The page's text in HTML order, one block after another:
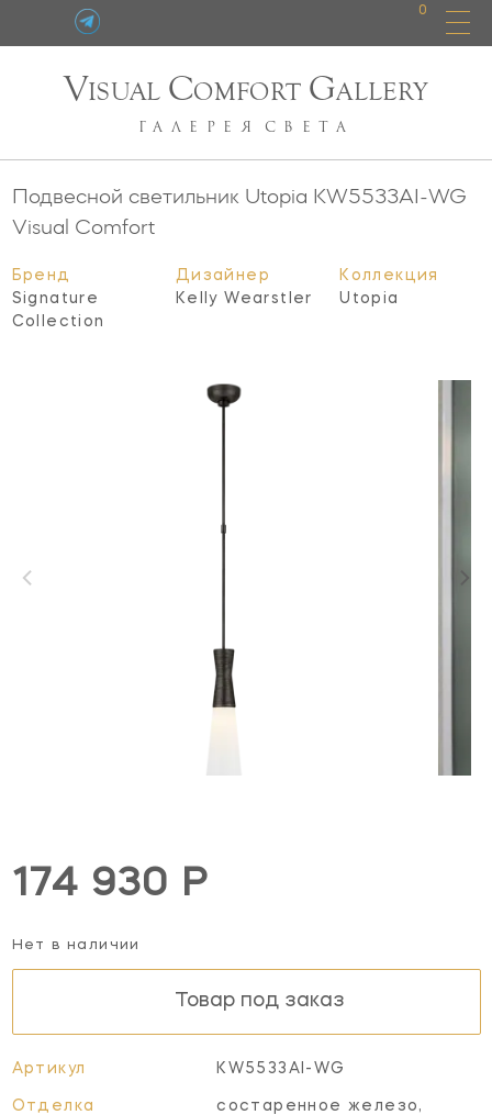
0
VISUAL COMFORT GALLERY
ГАЛЕРЕЯ СВЕТА
Подвесной светильник Utopia KW5533AI-WG
Visual Comfort
Бренд
Signature
Collection
Дизайнер
Kelly Wearstler
Коллекция
Utopia
174 930 Р
Нет в наличии
Товар под заказ
Артикул KW5533AI-WG
Отделка
состаренное железо,